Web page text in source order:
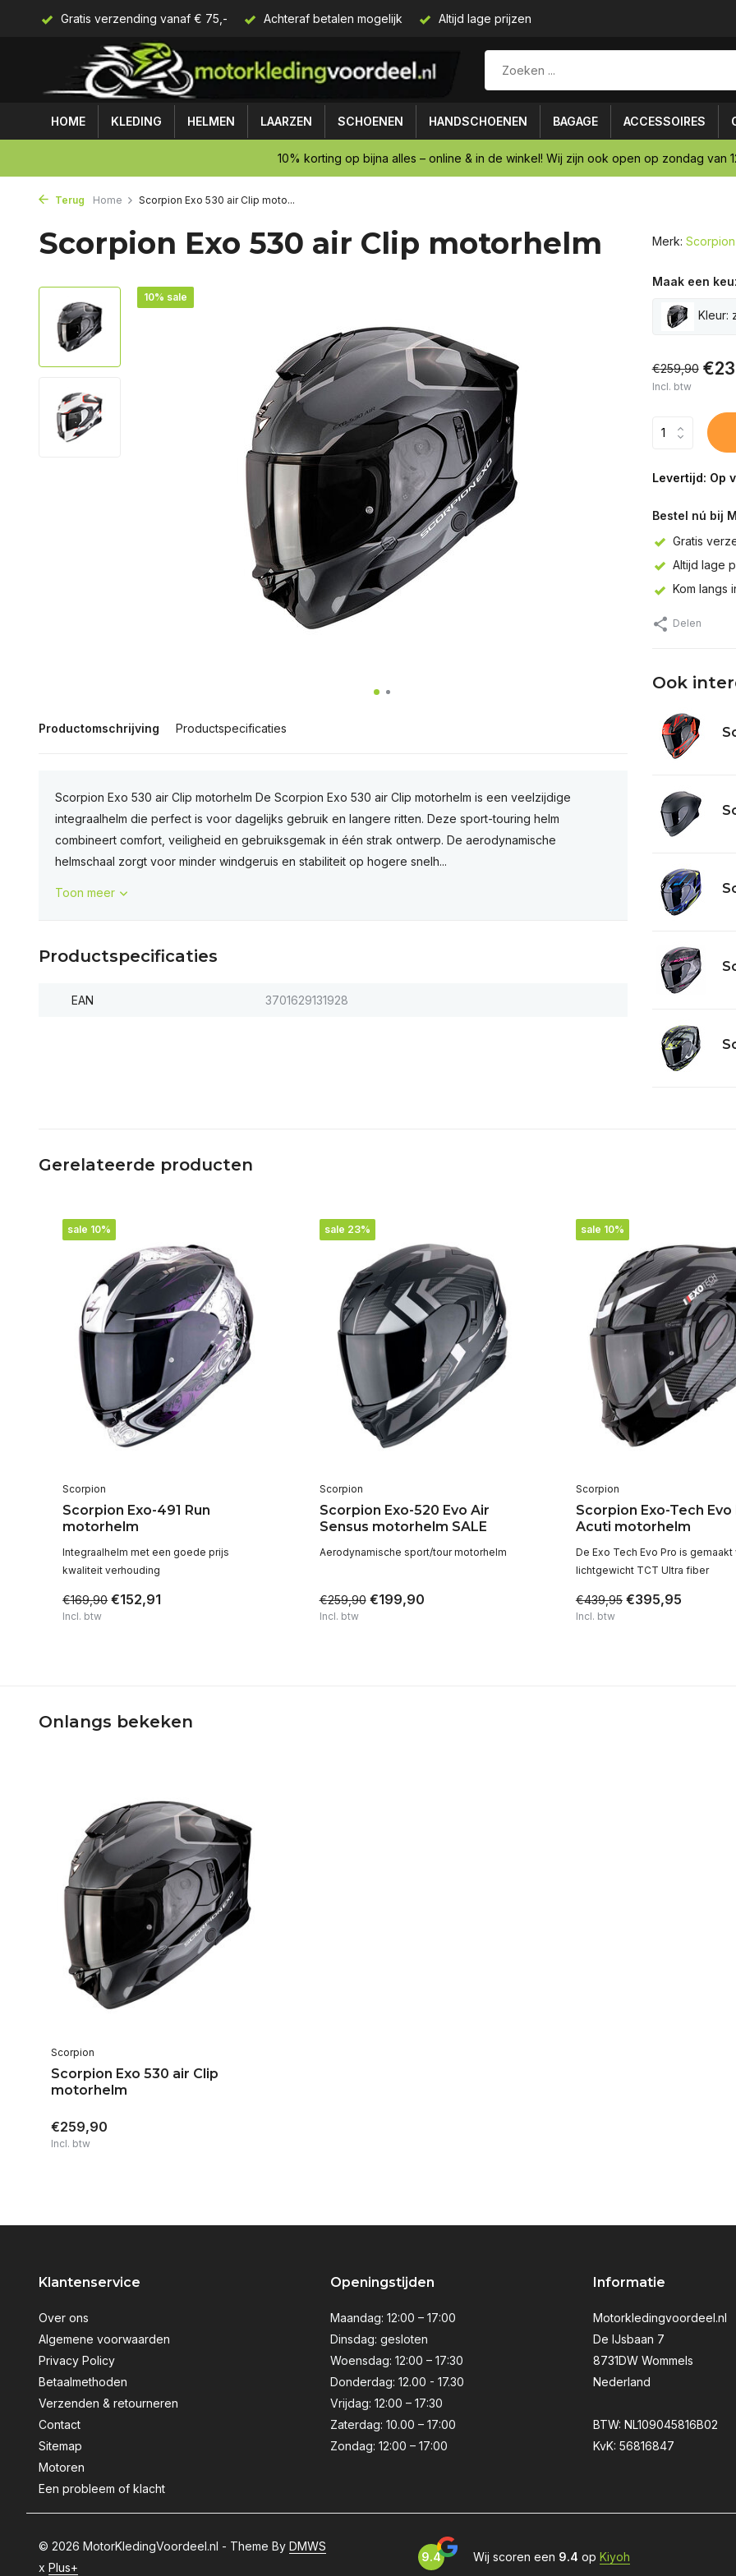
Gratis verzending vanaf € 75,- Achteraf betalen mogelijk Altijd lage prijzen
HOME KLEDING HELMEN LAARZEN SCHOENEN HANDSCHOENEN BAGAGE ACCESSOIRES
10% korting op bijna alles – online & in de winkel! Wij zijn ook open op zondag van
Terug Home Scorpion Exo 530 air Clip moto...
Scorpion Exo 530 air Clip motorhelm
10% sale
Productomschrijving Productspecificaties
Scorpion Exo 530 air Clip motorhelm De Scorpion Exo 530 air Clip motorhelm is een veelzijdige
integraalhelm die perfect is voor dagelijks gebruik en langere ritten. Deze sport-touring helm
combineert comfort, veiligheid en gebruiksgemak in één strak ontwerp. De aerodynamische
helmschaal zorgt voor minder windgeruis en stabiliteit op hogere snelh...
Toon meer
Productspecificaties
EAN 3701629131928
Merk: Scorpion
Maak een
Kleur:
€259,90
Incl. btw
Levertijd: Op
Bestel nú bij
Gratis
Altijd lage
Kom langs
Delen
Ook
Gerelateerde producten
sale 10%
Scorpion
Scorpion Exo-491 Run
motorhelm
Integraalhelm met een goede prijs
kwaliteit verhouding
€169,90 €152,91
Incl. btw
sale 23%
Scorpion
Scorpion Exo-520 Evo Air
Sensus motorhelm SALE
Aerodynamische sport/tour motorhelm
€259,90 €199,90
Incl. btw
sale 10%
Scorpion
Scorpion Exo-Tech Evo
Acuti motorhelm
De Exo Tech Evo Pro is gemaakt
lichtgewicht TCT Ultra fiber
€439,95 €395,95
Incl. btw
Onlangs bekeken
Scorpion
Scorpion Exo 530 air Clip
motorhelm
€259,90
Incl. btw
Klantenservice
Over ons
Algemene voorwaarden
Privacy Policy
Betaalmethoden
Verzenden & retourneren
Contact
Sitemap
Motoren
Een probleem of klacht
Openingstijden
Maandag: 12:00 – 17:00
Dinsdag: gesloten
Woensdag: 12:00 – 17:30
Donderdag: 12.00 - 17.30
Vrijdag: 12:00 – 17:30
Zaterdag: 10.00 – 17:00
Zondag: 12:00 – 17:00
Informatie
Motorkledingvoordeel.nl
De IJsbaan 7
8731DW Wommels
Nederland
BTW: NL109045816B02
KvK: 56816847
© 2026 MotorKledingVoordeel.nl - Theme By DMWS
x Plus+
9.4 Wij scoren een 9.4 op Kiyoh